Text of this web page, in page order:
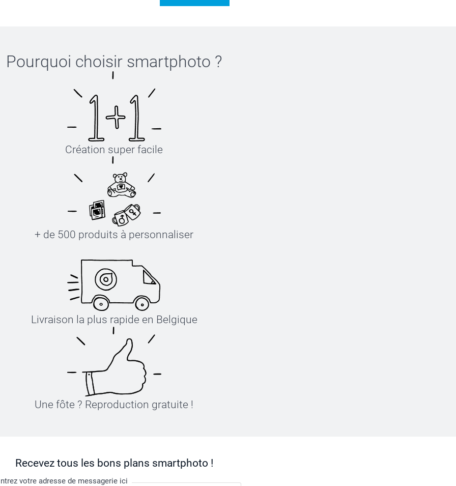
Pourquoi choisir smartphoto ?
Création super facile
+ de 500 produits à personnaliser
Livraison la plus rapide en Belgique
Une fôte ? Reproduction gratuite !
Recevez tous les bons plans smartphoto !
votre adresse de messagerie ici